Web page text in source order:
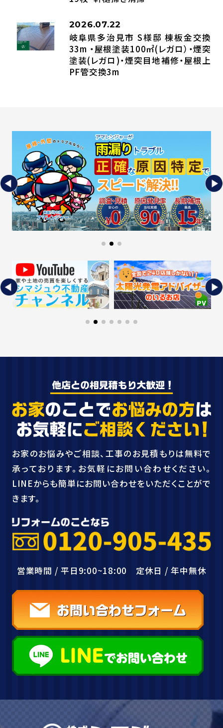
2026.07.22
岐阜県多治見市 S様邸 棟板金交換
33m ・屋根塗装100㎡(レガロ）・煙突
塗装(レガロ)・煙突目地補修・屋根上
PF管交換3m
お家のお悩みやご相談、工事のお見積もりは無料で
承っております。お気軽にお問い合わせください。
LINEからも簡単にお問い合わせをいただくことがで
きます。
営業時間 / 平日9:00~18:00 定休日 / 年中無休